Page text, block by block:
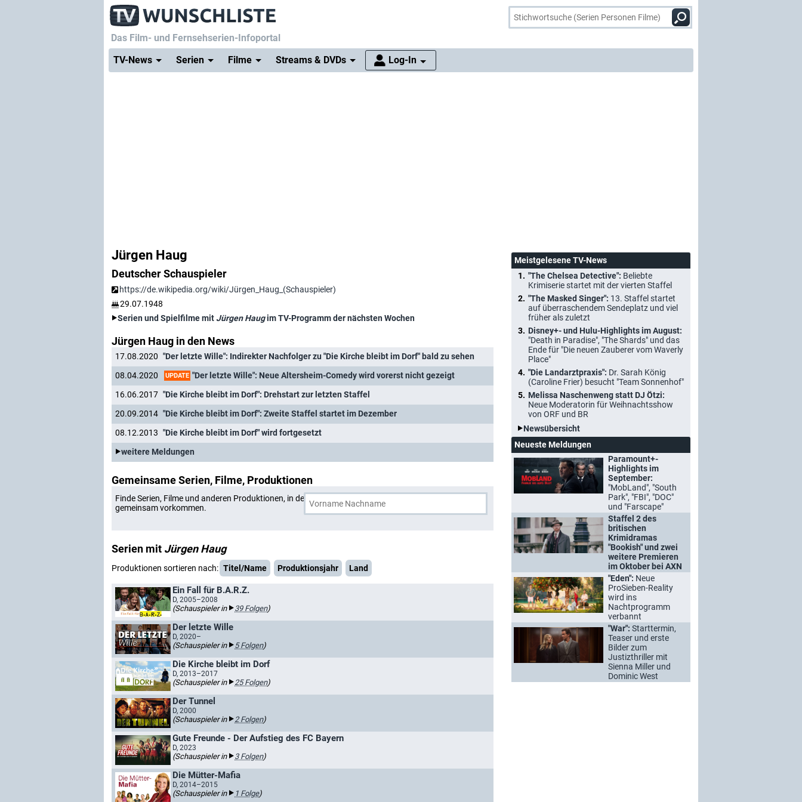
Das Film- und Fernsehserien-Infoportal
TV-News
Serien Filme Streams & DVDs Log-In
Jürgen Haug
Deutscher Schauspieler
https://de.wikipedia.org/wiki/Jürgen_Haug_(Schauspieler)
29.07.1948
Serien und Spielfilme mit Jürgen Haugim TV-Programm der nächsten Wochen
Jürgen Haug in den News
17.08.2020 "Der letzte Wille": Indirekter Nachfolger zu "Die Kirche bleibt im Dorf" bald zu sehen
08.04.2020
UPDATE "Der letzte Wille": Neue Altersheim-Comedy wird vorerst nicht gezeigt
16.06.2017 "Die Kirche bleibt im Dorf": Drehstart zur letzten Staffel
20.09.2014 "Die Kirche bleibt im Dorf": Zweite Staffel startet im Dezember
08.12.2013 "Die Kirche bleibt im Dorf" wird fortgesetzt
weitere Meldungen
Gemeinsame Serien, Filme, Produktionen
Finde Serien, Filme und anderen Produktionen, in denen Jürgen Haug
gemeinsam vorkommen.
Serien mit Jürgen Haug
Produktionen sortieren nach: Titel/Name Produktionsjahr Land
Ein Fall für B.A.R.Z.
D, 2005–2008
(Schauspieler in 39 Folgen)
Der letzte Wille
D, 2020–
(Schauspieler in 5 Folgen)
Die Kirche bleibt im Dorf
D, 2013–2017
(Schauspieler in 25 Folgen)
Der Tunnel
D, 2000
(Schauspieler in 2 Folgen)
Gute Freunde - Der Aufstieg des FC Bayern
D, 2023
(Schauspieler in 3 Folgen)
Die Mütter-Mafia
D, 2014–2015
(Schauspieler in 1 Folge)
Meistgelesene TV-News
"The Chelsea Detective": Beliebte
Krimiserie startet mit der vierten Staffel
"The Masked Singer": 13. Staffel startet
auf überraschendem Sendeplatz und viel
früher als zuletzt
Disney+- und Hulu-Highlights im August:
"Death in Paradise", "The Shards" und das
Ende für "Die neuen Zauberer vom Waverly
Place"
"Die Landarztpraxis": Dr. Sarah König
(Caroline Frier) besucht "Team Sonnenhof"
Melissa Naschenweng statt DJ Ötzi:
Neue Moderatorin für Weihnachtsshow
von ORF und BR
Newsübersicht
Neueste Meldungen
Paramount+-
Highlights im
September:
"MobLand", "South
Park", "FBI", "DOC"
und "Farscape"
Staffel 2 des
britischen
Krimidramas
"Bookish" und zwei
weitere Premieren
im Oktober bei AXN
"Eden": Neue
ProSieben-Reality
wird ins
Nachtprogramm
verbannt
"War": Starttermin,
Teaser und erste
Bilder zum
Justizthriller mit
Sienna Miller und
Dominic West